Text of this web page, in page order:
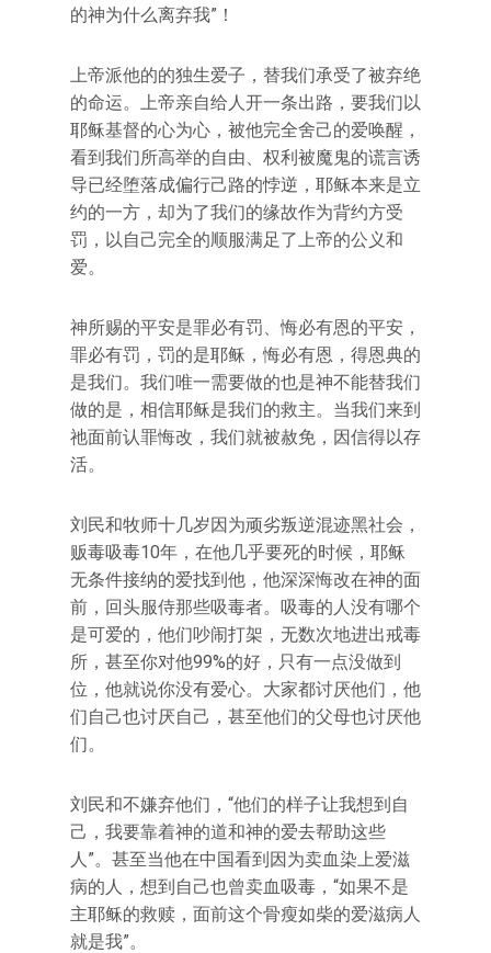
的神为什么离弃我”！
上帝派他的的独生爱子，替我们承受了被弃绝
的命运。上帝亲自给人开一条出路，要我们以
耶稣基督的心为心，被他完全舍己的爱唤醒，
看到我们所高举的自由、权利被魔鬼的谎言诱
导已经堕落成偏行己路的悖逆，耶稣本来是立
约的一方，却为了我们的缘故作为背约方受
罚，以自己完全的顺服满足了上帝的公义和
爱。
神所赐的平安是罪必有罚、悔必有恩的平安，
罪必有罚，罚的是耶稣，悔必有恩，得恩典的
是我们。我们唯一需要做的也是神不能替我们
做的是，相信耶稣是我们的救主。当我们来到
祂面前认罪悔改，我们就被赦免，因信得以存
活。
刘民和牧师十几岁因为顽劣叛逆混迹黑社会，
贩毒吸毒10年，在他几乎要死的时候，耶稣
无条件接纳的爱找到他，他深深悔改在神的面
前，回头服侍那些吸毒者。吸毒的人没有哪个
是可爱的，他们吵闹打架，无数次地进出戒毒
所，甚至你对他99%的好，只有一点没做到
位，他就说你没有爱心。大家都讨厌他们，他
们自己也讨厌自己，甚至他们的父母也讨厌他
们。
刘民和不嫌弃他们，“他们的样子让我想到自
己，我要靠着神的道和神的爱去帮助这些
人”。甚至当他在中国看到因为卖血染上爱滋
病的人，想到自己也曾卖血吸毒，“如果不是
主耶稣的救赎，面前这个骨瘦如柴的爱滋病人
就是我”。